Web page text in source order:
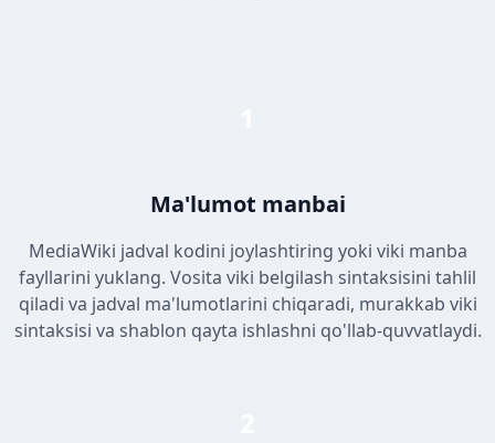
Ma'lumot manbai
MediaWiki jadval kodini joylashtiring yoki viki manba
fayllarini yuklang. Vosita viki belgilash sintaksisini tahlil
qiladi va jadval ma'lumotlarini chiqaradi, murakkab viki
sintaksisi va shablon qayta ishlashni qo'llab-quvvatlaydi.